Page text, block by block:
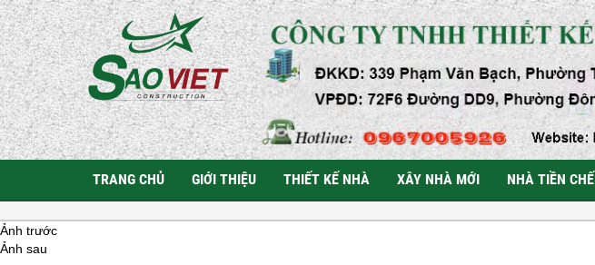
TRANG CHỦ GIỚI THIỆU THIẾT KẾ NHÀ XÂY NHÀ MỚI NHÀ TIỀN CHẾ
Ảnh trước
Ảnh sau